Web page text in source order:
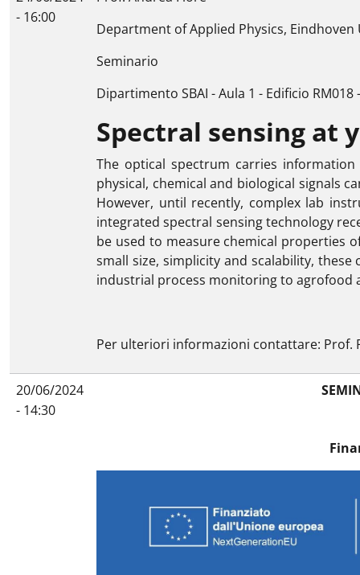
- 16:00
Department of Applied Physics,
Seminario
Dipartimento SBAI - Aula 1 - Edificio RM018
Spectral sensing at
The optical spectrum carries
physical, chemical and biological signals
However, until recently, complex lab
integrated spectral sensing technology
be used to measure chemical properties
small size, simplicity and scalability,
industrial process monitoring to agrofood
Per ulteriori informazioni contattare: Prof.
20/06/2024
- 14:30